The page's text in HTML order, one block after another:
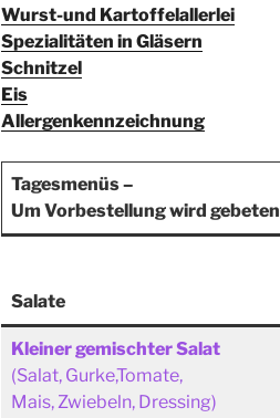
Wurst-und Kartoffelallerlei
Spezialitäten in Gläsern
Schnitzel
Eis
Allergenkennzeichnung
Tagesmenüs –
Um Vorbestellung wird gebeten
Salate
Kleiner gemischter Salat
(Salat, Gurke,Tomate,
Mais, Zwiebeln, Dressing)